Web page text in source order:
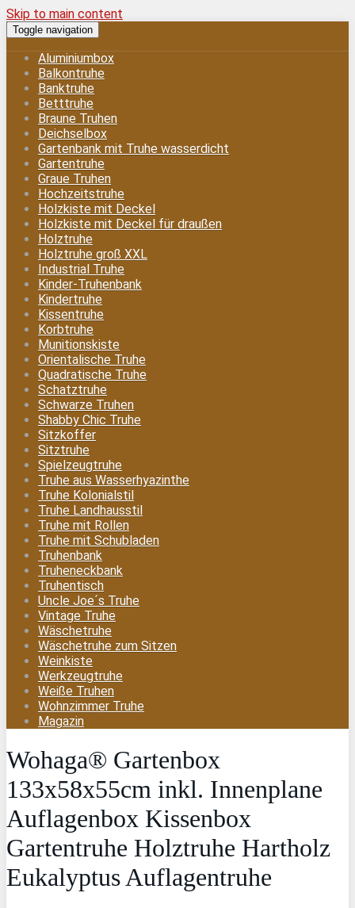
Skip to main content
Toggle navigation
Aluminiumbox
Balkontruhe
Banktruhe
Betttruhe
Braune Truhen
Deichselbox
Gartenbank mit Truhe wasserdicht
Gartentruhe
Graue Truhen
Hochzeitstruhe
Holzkiste mit Deckel
Holzkiste mit Deckel für draußen
Holztruhe
Holztruhe groß XXL
Industrial Truhe
Kinder-Truhenbank
Kindertruhe
Kissentruhe
Korbtruhe
Munitionskiste
Orientalische Truhe
Quadratische Truhe
Schatztruhe
Schwarze Truhen
Shabby Chic Truhe
Sitzkoffer
Sitztruhe
Spielzeugtruhe
Truhe aus Wasserhyazinthe
Truhe Kolonialstil
Truhe Landhausstil
Truhe mit Rollen
Truhe mit Schubladen
Truhenbank
Truheneckbank
Truhentisch
Uncle Joe´s Truhe
Vintage Truhe
Wäschetruhe
Wäschetruhe zum Sitzen
Weinkiste
Werkzeugtruhe
Weiße Truhen
Wohnzimmer Truhe
Magazin
Wohaga® Gartenbox
133x58x55cm inkl. Innenplane
Auflagenbox Kissenbox
Gartentruhe Holztruhe Hartholz
Eukalyptus Auflagentruhe